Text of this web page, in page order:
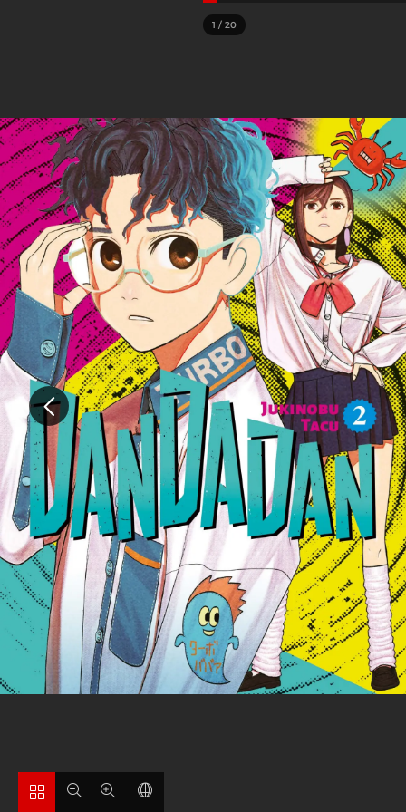
1 / 20